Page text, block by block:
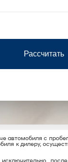
Рассчитать
автомобиля с
к дилеру,